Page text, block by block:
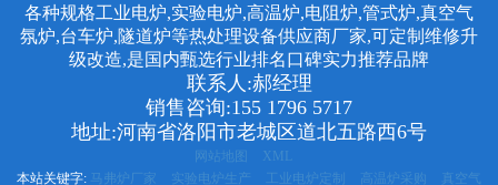
各种规格工业电炉,实验电炉,高温炉,电阻炉,管式炉,真空气
氛炉,台车炉,隧道炉等热处理设备供应商厂家,可定制维修升
级改造,是国内甄选行业排名口碑实力推荐品牌
联系人:郝经理
销售咨询:155 1796 5717
地址:河南省洛阳市老城区道北五路西6号
网站地图
XML
本站关键字: 马弗炉厂家 实验电炉生产 工业电炉定制 高温炉采购 真空气